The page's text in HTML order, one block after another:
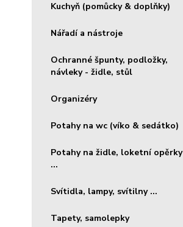
Kuchyň (pomůcky & doplňky)
Nářadí a nástroje
Ochranné špunty, podložky,
návleky - židle, stůl
Organizéry
Potahy na wc (víko & sedátko)
Potahy na židle, loketní opěrky
...
Svítidla, lampy, svítilny ...
Tapety, samolepky